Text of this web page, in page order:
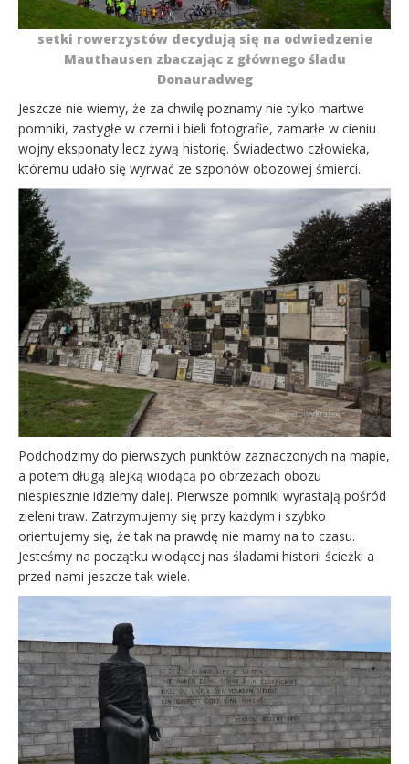
setki rowerzystów decydują się na odwiedzenie
Mauthausen zbaczając z głównego śladu
Donauradweg
Jeszcze nie wiemy, że za chwilę poznamy nie tylko martwe
pomniki, zastygłe w czerni i bieli fotografie, zamarłe w cieniu
wojny eksponaty lecz żywą historię. Świadectwo człowieka,
któremu udało się wyrwać ze szponów obozowej śmierci.
Podchodzimy do pierwszych punktów zaznaczonych na mapie,
a potem długą alejką wiodącą po obrzeżach obozu
niespiesznie idziemy dalej. Pierwsze pomniki wyrastają pośród
zieleni traw. Zatrzymujemy się przy każdym i szybko
orientujemy się, że tak na prawdę nie mamy na to czasu.
Jesteśmy na początku wiodącej nas śladami historii ścieżki a
przed nami jeszcze tak wiele.